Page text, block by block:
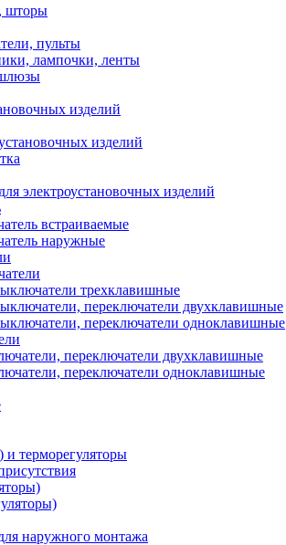
шторы
пульты
лампочки, ленты
изделий
изделий
электроустановочных изделий
встраиваемые
наружные
трехклавишные
переключатели двухклавишные
переключатели одноклавишные
переключатели двухклавишные
переключатели одноклавишные
терморегуляторы
наружного монтажа